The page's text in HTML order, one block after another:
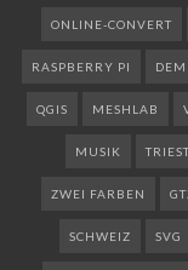
ONLINE-CONVERT
RASPBERRY PI DEM
QGIS MESHLAB
MUSIK
ZWEI FARBEN
SCHWEIZ SVG